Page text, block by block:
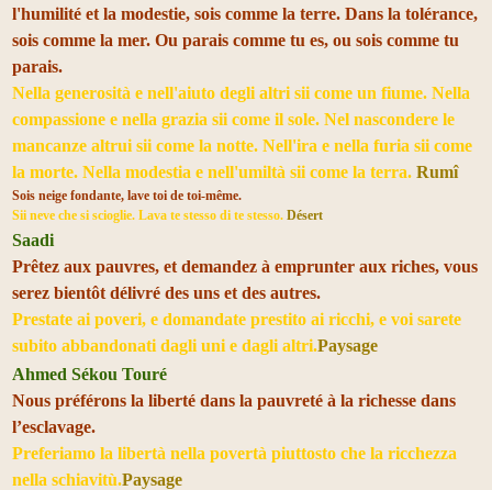
l'humilité et la modestie, sois comme la terre. Dans la tolérance,
sois comme la mer. Ou parais comme tu es, ou sois comme tu
parais.
Nella generosità e nell'aiuto degli altri sii come un fiume. Nella
compassione e nella grazia sii come il sole. Nel nascondere le
mancanze altrui sii come la notte. Nell'ira e nella furia sii come
la morte. Nella modestia e nell'umiltà sii come la terra. Rumî
Sois neige fondante, lave toi de toi-même.
Sii neve che si scioglie. Lava te stesso di te stesso. Désert
Saadi
Prêtez aux pauvres, et demandez à emprunter aux riches, vous
serez bientôt délivré des uns et des autres.
Prestate ai poveri, e domandate prestito ai ricchi, e voi sarete
subito abbandonati dagli uni e dagli altri.Paysage
Ahmed Sékou Touré
Nous préférons la liberté dans la pauvreté à la richesse dans
l’esclavage.
Preferiamo la libertà nella povertà piuttosto che la ricchezza
nella schiavitù.Paysage